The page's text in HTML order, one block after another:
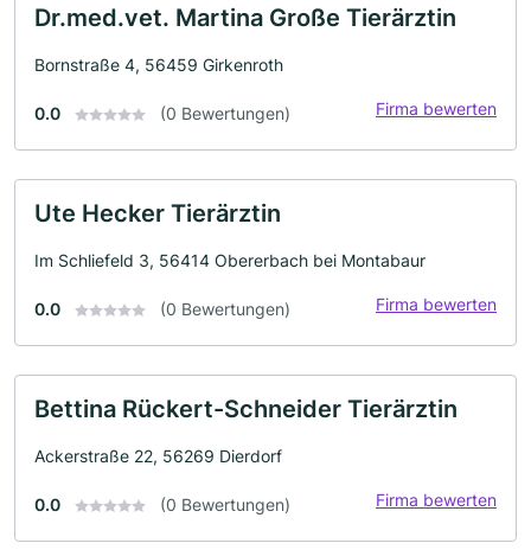
Dr.med.vet. Martina Große Tierärztin
Bornstraße 4, 56459 Girkenroth
0.0 (0 Bewertungen) Firma bewerten
Ute Hecker Tierärztin
Im Schliefeld 3, 56414 Obererbach bei Montabaur
0.0 (0 Bewertungen) Firma bewerten
Bettina Rückert-Schneider Tierärztin
Ackerstraße 22, 56269 Dierdorf
0.0 (0 Bewertungen) Firma bewerten